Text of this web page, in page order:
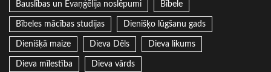
Bauslības un Evaņģēlija noslēpumi Bībele
Bībeles mācības studijas Dienišķo lūgšanu gads
Dienišķā maize Dieva Dēls Dieva likums
Dieva mīlestība Dieva vārds